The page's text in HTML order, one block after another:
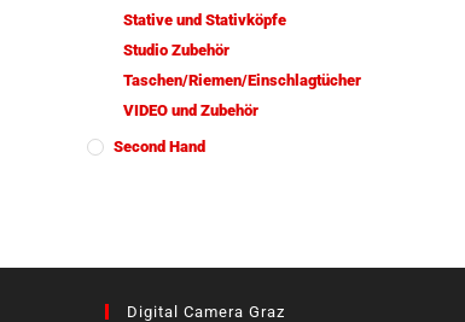
Stative und Stativköpfe
Studio Zubehör
Taschen/Riemen/Einschlagtücher
VIDEO und Zubehör
Second Hand
Digital Camera Graz